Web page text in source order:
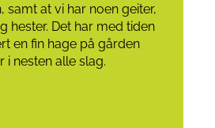
samt at vi har noen geiter,
hester. Det har med tiden
en fin hage på gården
i nesten alle slag.